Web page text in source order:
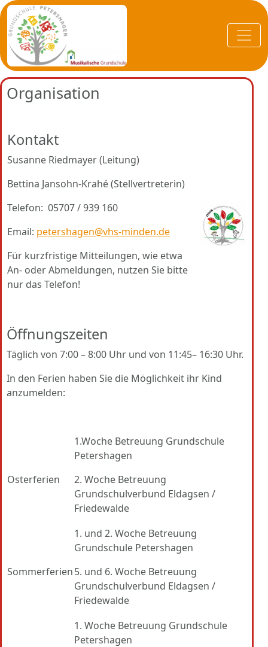
Organisation
Kontakt
Susanne Riedmayer (Leitung)
Bettina Jansohn-Krahé (Stellvertreterin)
Telefon: 05707 / 939 160
Email: petershagen@vhs-minden.de
Für kurzfristige Mitteilungen, wie etwa
An- oder Abmeldungen, nutzen Sie bitte
nur das Telefon!
Öffnungszeiten
Täglich von 7:00 – 8:00 Uhr und von 11:45– 16:30 Uhr.
In den Ferien haben Sie die Möglichkeit ihr Kind
anzumelden:
Osterferien
1.Woche Betreuung Grundschule
Petershagen
2. Woche Betreuung
Grundschulverbund Eldagsen /
Friedewalde
Sommerferien
1. und 2. Woche Betreuung
Grundschule Petershagen
5. und 6. Woche Betreuung
Grundschulverbund Eldagsen /
Friedewalde
1. Woche Betreuung Grundschule
Petershagen